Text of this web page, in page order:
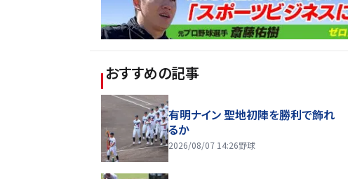
おすすめの記事
有明ナイン 聖地初陣を勝利で飾れ
るか
2026/08/07 14:26野球